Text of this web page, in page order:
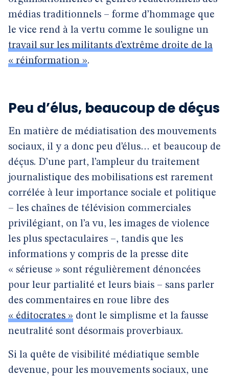
médias traditionnels – forme d’hommage que
le vice rend à la vertu comme le souligne un
travail sur les militants d’extrême droite de la
« réinformation ».
Peu d’élus, beaucoup de déçus
En matière de médiatisation des mouvements
sociaux, il y a donc peu d’élus… et beaucoup de
déçus. D’une part, l’ampleur du traitement
journalistique des mobilisations est rarement
corrélée à leur importance sociale et politique
– les chaînes de télévision commerciales
privilégiant, on l’a vu, les images de violence
les plus spectaculaires –, tandis que les
informations y compris de la presse dite
« sérieuse » sont régulièrement dénoncées
pour leur partialité et leurs biais – sans parler
des commentaires en roue libre des
« éditocrates » dont le simplisme et la fausse
neutralité sont désormais proverbiaux.
Si la quête de visibilité médiatique semble
devenue, pour les mouvements sociaux, une